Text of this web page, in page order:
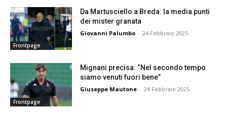
Frontpage
Da Martusciello a Breda: la media punti
dei mister granata
Giovanni Palumbo - 24 Febbraio 2025
Frontpage
Mignani precisa: “Nel secondo tempo
siamo venuti fuori bene”
Giuseppe Mautone - 24 Febbraio 2025